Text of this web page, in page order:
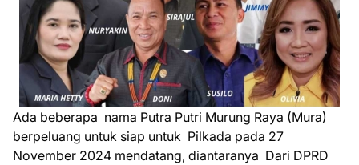
Ada beberapa nama Putra Putri Murung Raya (Mura)
berpeluang untuk siap untuk Pilkada pada 27
November 2024 mendatang, diantaranya Dari DPRD